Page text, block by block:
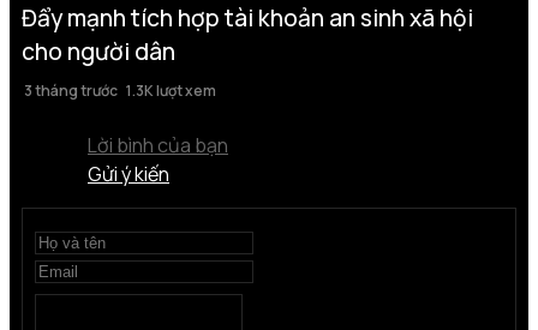
Đẩy mạnh tích hợp tài khoản an sinh xã hội
cho người dân
3 tháng trước 1.3K lượt xem
Lời bình của bạn
Gửi ý kiến